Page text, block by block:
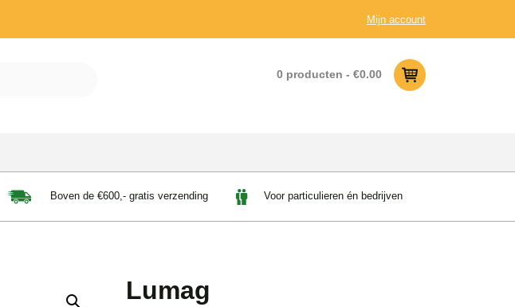
Mijn account
0 producten - €0.00
Boven de €600,- gratis verzending Voor particulieren én bedrijven
Lumag